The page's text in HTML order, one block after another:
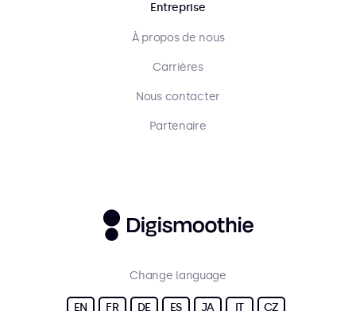
Entreprise
À propos de nous
Carrières
Nous contacter
Partenaire
Change language
EN FR DE ES JA IT CZ